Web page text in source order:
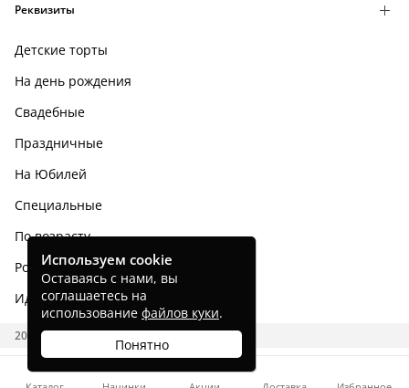
Реквизиты
Детские торты
На день рождения
Свадебные
Праздничные
На Юбилей
Специальные
По возрасту
Родным и близким
Идеи тортов
2026 CAKES.RU
Используем cookie
Оставаясь с нами, вы
соглашаетесь на
использование файлов куки.
Понятно